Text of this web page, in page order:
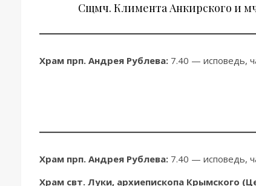
Сщмч. Климента Анкирского и
Храм прп. Андрея Рублева: 7.40 — исповедь,
Храм прп. Андрея Рублева: 7.40 — исповедь,
Храм свт. Луки, архиепископа Крымского